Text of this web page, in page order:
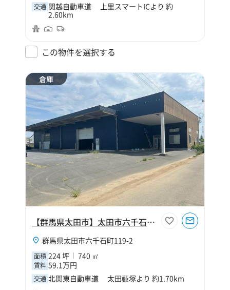
交通 関越自動車道 上里スマートICより 約
2.60km
この物件を選択する
倉庫
【群馬県太田市】太田市六千石町224坪倉庫
群馬県太田市六千石町119-2
面積 224 坪 740 ㎡
賃料 59.1万円
交通 北関東自動車道 太田藪塚より 約1.70km